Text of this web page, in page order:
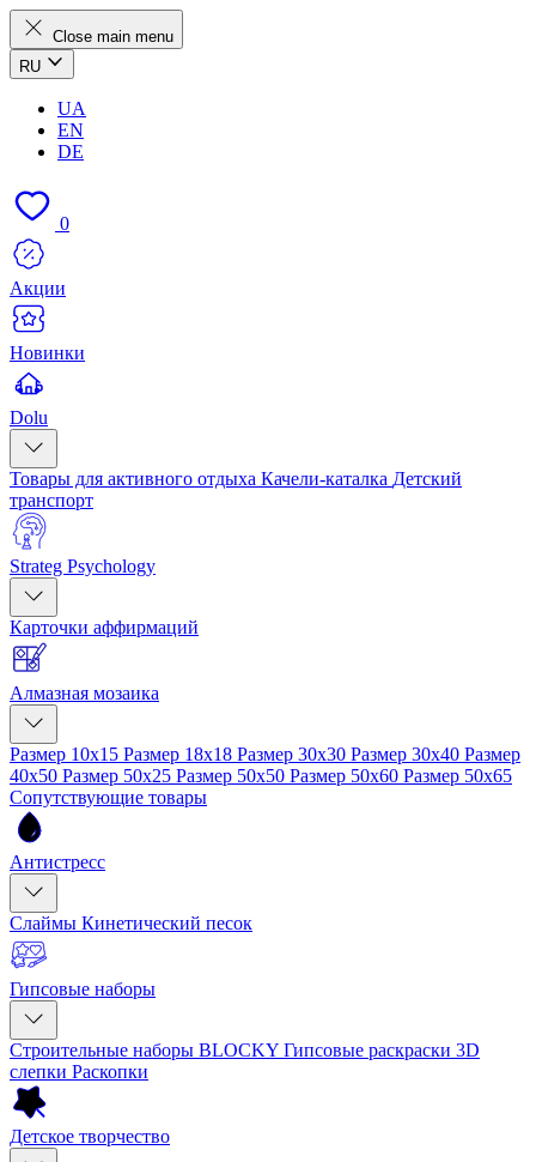
Close main menu
RU
UA
EN
DE
0
Акции
Новинки
Dolu
Товары для активного отдыха Качели-каталка Детский
транспорт
Strateg Psychology
Карточки аффирмаций
Алмазная мозаика
Размер 10x15 Размер 18x18 Размер 30x30 Размер 30x40 Размер
40x50 Размер 50x25 Размер 50x50 Размер 50x60 Размер 50x65
Сопутствующие товары
Антистресс
Слаймы Кинетический песок
Гипсовые наборы
Строительные наборы BLOCKY Гипсовые раскраски 3D
слепки Раскопки
Детское творчество